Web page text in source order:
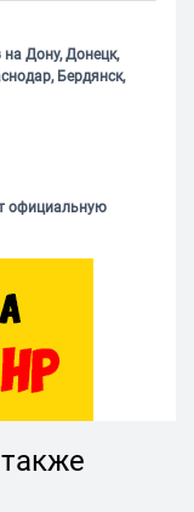
Дону, Донецк,
Бердянск,
официальную